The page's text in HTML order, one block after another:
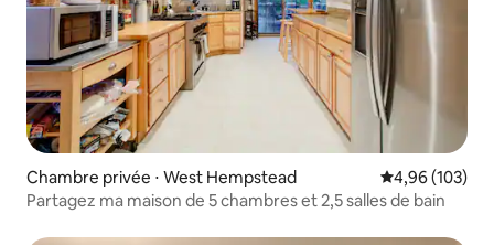
Chambre privée ⋅ West Hempstead Évaluation
4,96 (103)
Partagez ma maison de 5 chambres et 2,5 salles de bain